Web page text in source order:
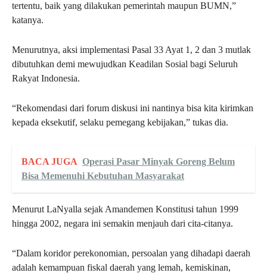
tertentu, baik yang dilakukan pemerintah maupun BUMN,”
katanya.
Menurutnya, aksi implementasi Pasal 33 Ayat 1, 2 dan 3 mutlak
dibutuhkan demi mewujudkan Keadilan Sosial bagi Seluruh
Rakyat Indonesia.
“Rekomendasi dari forum diskusi ini nantinya bisa kita kirimkan
kepada eksekutif, selaku pemegang kebijakan,” tukas dia.
BACA JUGA Operasi Pasar Minyak Goreng Belum
Bisa Memenuhi Kebutuhan Masyarakat
Menurut LaNyalla sejak Amandemen Konstitusi tahun 1999
hingga 2002, negara ini semakin menjauh dari cita-citanya.
“Dalam koridor perekonomian, persoalan yang dihadapi daerah
adalah kemampuan fiskal daerah yang lemah, kemiskinan,